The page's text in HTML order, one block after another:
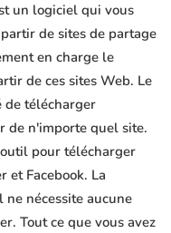
un logiciel qui vous
de sites de partage
en charge le
de ces sites Web. Le
de télécharger
de n'importe quel site.
pour télécharger
et Facebook. La
nécessite aucune
Tout ce que vous avez